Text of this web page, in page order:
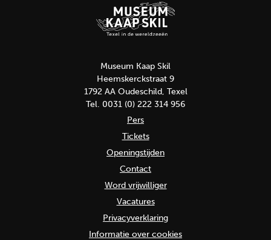
Museum Kaap Skil
Heemskerckstraat 9
1792 AA Oudeschild, Texel
Tel. 0031 (0) 222 314 956
Pers
Tickets
Openingstijden
Contact
Word vrijwilliger
Vacatures
Privacyverklaring
Informatie over cookies